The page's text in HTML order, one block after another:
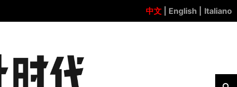
中文 | English | Italiano